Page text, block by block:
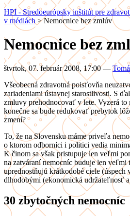
HPI - Stredoeurópsky inštitút pre
v médiách >Nemocnice bez zmlúv
Nemocnice bez
štvrtok, 07. február 2008, 17:00—
Všeobecná zdravotná poisťovňa
zariadeniami ústavnej starostlivosti. S
zmluvy prehodnocovať v lete. Vyzerá to
konečne sa bude redukovať prebytok
zmení?
To, že na Slovensku máme priveľa
o ktorom odborníci i politici vedia
K činom sa však pristupuje len veľmi
na zatváraní nemocníc buduje len
uprednostňujú krátkodobé ciele (úspech
dlhodobými (ekonomická udržateľnosť
30 zbytočných nemocníc